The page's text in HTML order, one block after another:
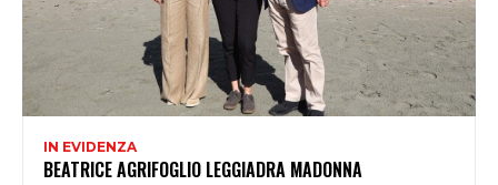
IN EVIDENZA
BEATRICE AGRIFOGLIO LEGGIADRA MADONNA